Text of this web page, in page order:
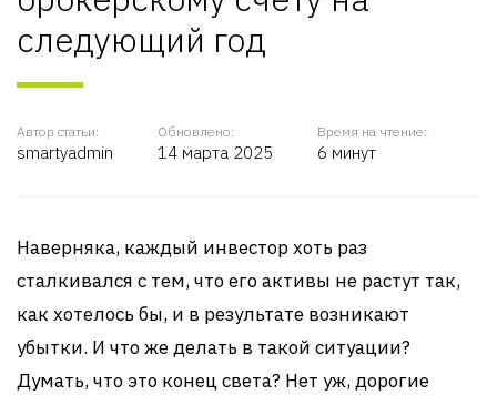
следующий год
Автор статьи:
smartyadmin
Обновлено:
14 марта 2025
Время на чтение:
6 минут
Наверняка, каждый инвестор хоть раз
сталкивался с тем, что его активы не растут так,
как хотелось бы, и в результате возникают
убытки. И что же делать в такой ситуации?
Думать, что это конец света? Нет уж, дорогие